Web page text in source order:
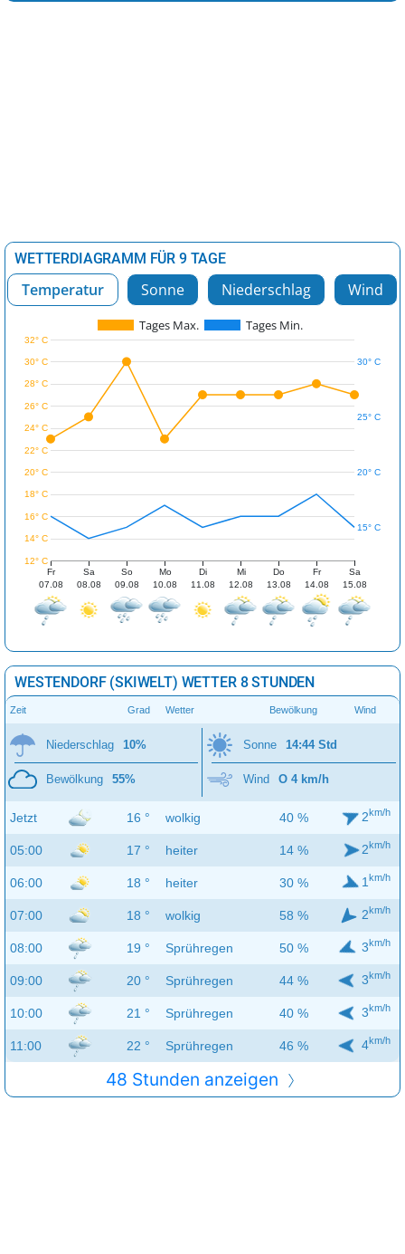
WETTERDIAGRAMM FÜR 9 TAGE
Temperatur Sonne Niederschlag Wind
Tages Max. Tages Min.
Fr
07.08
Sa
08.08
So
09.08
Mo
10.08
Di
11.08
Mi
12.08
Do
13.08
Fr
14.08
Sa
15.08
12° C
14° C
16° C
18° C
20° C
22° C
24° C
26° C
28° C
30° C
32° C
15° C
20° C
25° C
30° C
WESTENDORF (SKIWELT) WETTER 8 STUNDEN
Zeit Grad Wetter Bewölkung Wind
Niederschlag 10%
Bewölkung 55%
Sonne 14:44 Std
Wind O 4 km/h
Jetzt 16 ° wolkig 40 % 2km/h
05:00 17 ° heiter 14 % 2km/h
06:00 18 ° heiter 30 % 1 km/h
07:00 18 ° wolkig 58 % 2km/h
08:00 19 ° Sprühregen 50 % 3km/h
09:00 20 ° Sprühregen 44 % 3km/h
10:00 21 ° Sprühregen 40 % 3km/h
11:00 22 ° Sprühregen 46 % 4km/h
48 Stunden anzeigen